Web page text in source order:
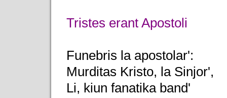
Tristes erant Apostoli
Funebris la apostolar':
Murditas Kristo, la Sinjor',
Li, kiun fanatika band'